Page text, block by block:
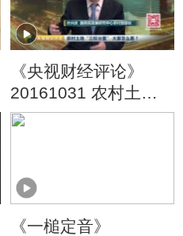
《央视财经评论》
20161031 农村土
地“三权分置” 大家怎
《一槌定音》